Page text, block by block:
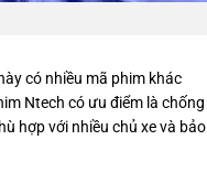
có nhiều mã phim khác
Ntech có ưu điểm là chống
hợp với nhiều chủ xe và bảo